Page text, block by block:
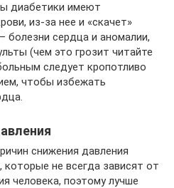
диабетики имеют
из-за нее и «скачет»
болезни сердца и аномалии,
(чем это грозит читайте
следует кропотливо
чтобы избежать
снижения давления
которые не всегда зависят от
человека, поэтому лучше